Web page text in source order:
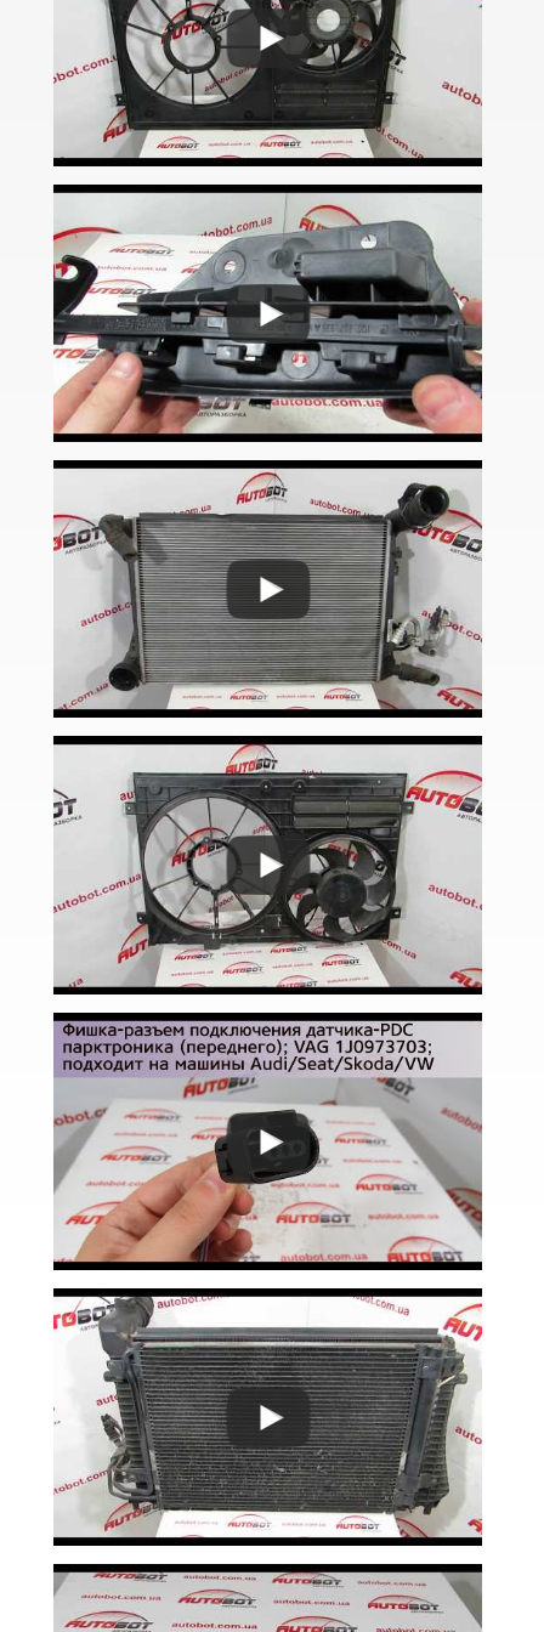
Caddy IV
Eos (1F7, 1F8)
FOX (5Z1)
Golf V (1K1)
Golf V Variant (1K5)
Golf V Plus (5М1)
Golf VI (5K1)
Golf VI Cabrio (517)
Golf VI Variant (AJ5)
Golf VI Plus (521)
Golf VII (5G1)
Golf VII Variant (BA5)
Golf VII Sportsvan
Golf VIII
Cross Golf
ID.4
Jetta Mk V A5 (1K2, 1K5)
Jetta Mk VI A6 (5C6)
Jetta Mk VII A7
Lupo (6X1, 6E1)
Multivan T5 (7HM, 7HF)
Passat B6 (3С2, 3С5)
Passat B7 (362, 365)
Passat B8 (3G2, 3G5)
Passat CC (357)
Passat CC (358)
Passat Alltrack Mk I (B7)
Passat Alltrack Mk II (B8)
Phaeton (3D1)
Phaeton (3D2)